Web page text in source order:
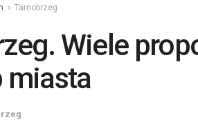
Tarnobrzeg
Wiele
miasta